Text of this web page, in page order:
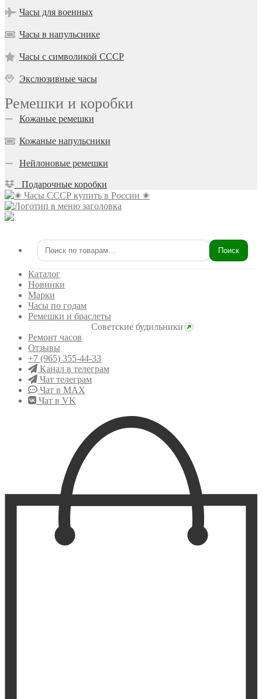
Часы для военных
Часы в напульснике
Часы с символикой СССР
Экслюзивные часы
Ремешки и коробки
Кожаные ремешки
Кожаные напульсники
Нейлоновые ремешки
Подарочные коробки
Искать: Поиск
Каталог
Новинки
Марки
Часы по годам
Ремешки и браслеты
Советские будильники
Ремонт часов
Отзывы
+7 (965) 355-44-33
Канал в телеграм
Чат телеграм
Чат в MAX
Чат в VK